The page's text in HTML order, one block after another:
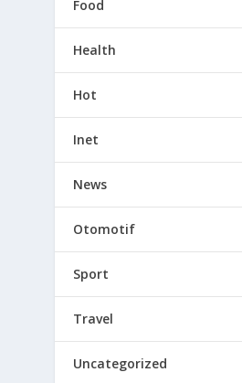
Food
Health
Hot
Inet
News
Otomotif
Sport
Travel
Uncategorized